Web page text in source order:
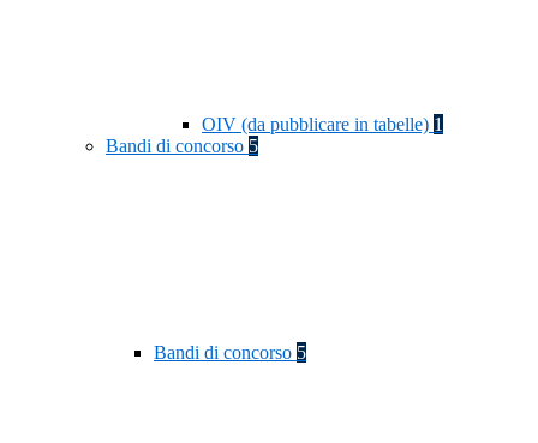
OIV (da pubblicare in tabelle) 1
Bandi di concorso 5
Bandi di concorso 5